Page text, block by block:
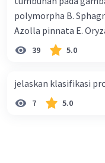
polymorpha B.
Azolla pinnata E.
39 5.0
jelaskan klasifikasi
7 5.0